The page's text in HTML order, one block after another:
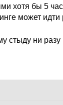
хотя бы 5
может идти
стыду ни разу